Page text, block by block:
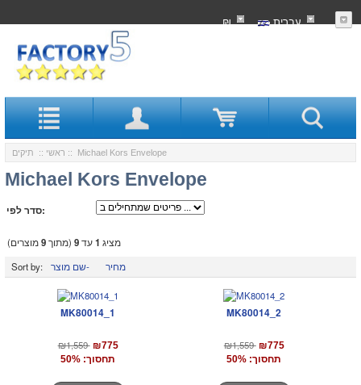
עִברִית ₪
ראשי :: תיקים :: Michael Kors Envelope
Michael Kors Envelope
סדר לפי:
מציג 1עד9 (מתוך9מוצרים)
Sort by:
שם מוצר- מחיר
MK80014_1
₪1,559 ₪775
תחסוך: 50%
MK80014_2
₪1,559 ₪775
תחסוך: 50%